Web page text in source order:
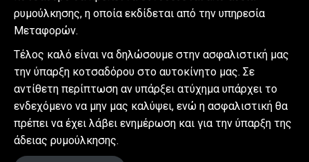
ρυμούλκησης, η οποία εκδίδεται από την υπηρεσία
Μεταφορών.
Τέλος καλό είναι να δηλώσουμε στην ασφαλιστική μας
την ύπαρξη κοτσαδόρου στο αυτοκίνητο μας. Σε
αντίθετη περίπτωση αν υπάρξει ατύχημα υπάρχει το
ενδεχόμενο να μην μας καλύψει, ενώ η ασφαλιστική θα
πρέπει να έχει λάβει ενημέρωση και για την ύπαρξη της
άδειας ρυμούλκησης.